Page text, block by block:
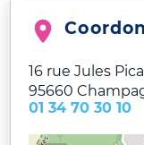
16 rue Jules
95660
01 34 70 30 10